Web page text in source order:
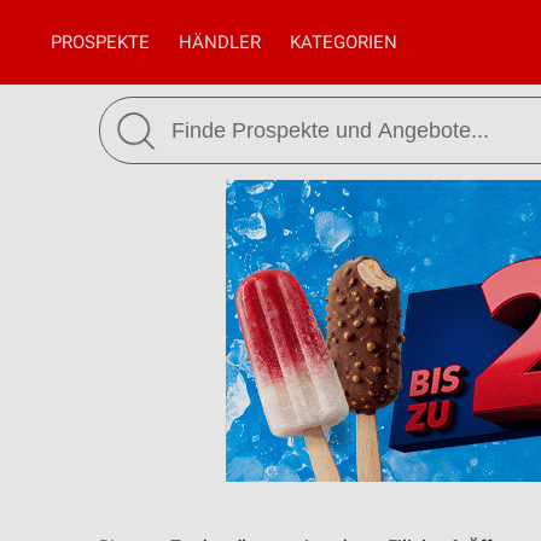
PROSPEKTE HÄNDLER KATEGORIEN